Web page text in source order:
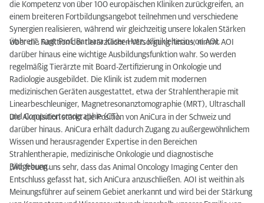
die Kompetenz von über 100 europäischen Kliniken zurückgreifen, an
einem breiteren Fortbildungsangebot teilnehmen und verschiedene
Synergien realisieren, während wir gleichzeitig unsere lokalen Stärken
wahren“, sagt Prof. Barbara Kaser-Hotz, Klinikleiterin von AOI.
Über die Funktion der tierärztlichen Versorgung hinaus, nimmt AOI
darüber hinaus eine wichtige Ausbildungsfunktion wahr. So werden
regelmäßig Tierärzte mit Board-Zertifizierung in Onkologie und
Radiologie ausgebildet. Die Klinik ist zudem mit modernen
medizinischen Geräten ausgestattet, etwa der Strahlentherapie mit
Linearbeschleuniger, Magnetresonanztomographie (MRT), Ultraschall
und Computertomographie (CT).
Die Akquisition stärkt die Position von AniCura in der Schweiz und
darüber hinaus. AniCura erhält dadurch Zugang zu außergewöhnlichem
Wissen und herausragender Expertise in den Bereichen
Strahlentherapie, medizinische Onkologie und diagnostische
Bildgebung.
„Wir freuen uns sehr, dass das Animal Oncology Imaging Center den
Entschluss gefasst hat, sich AniCura anzuschließen. AOI ist weithin als
Meinungsführer auf seinem Gebiet anerkannt und wird bei der Stärkung